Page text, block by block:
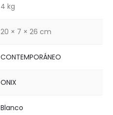
4 kg
20 × 7 × 26 cm
CONTEMPORÁNEO
ONIX
Blanco